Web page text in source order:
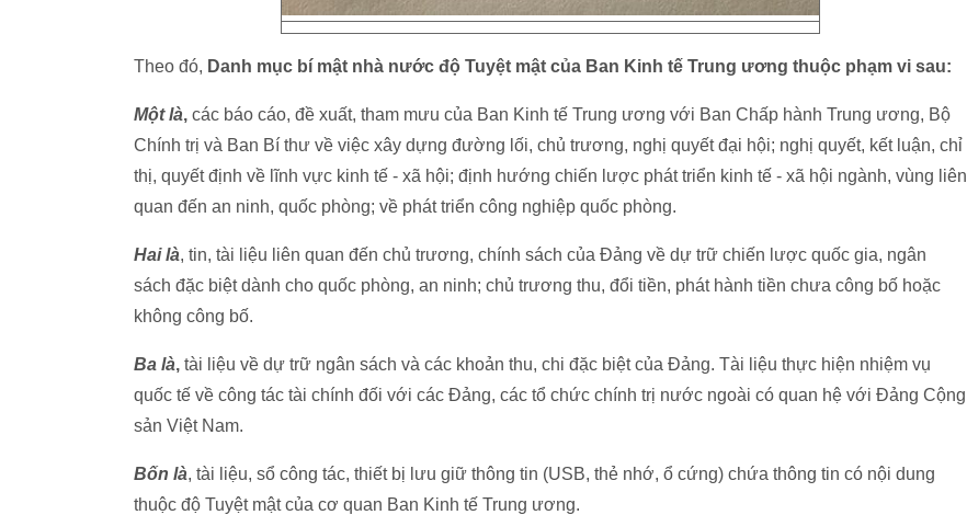
Theo đó, Danh mục bí mật nhà nước độ Tuyệt mật của Ban Kinh tế Trung ương thuộc phạm vi sau:
Một là, các báo cáo, đề xuất, tham mưu của Ban Kinh tế Trung ương với Ban Chấp hành Trung ương, Bộ
Chính trị và Ban Bí thư về việc xây dựng đường lối, chủ trương, nghị quyết đại hội; nghị quyết, kết luận, chỉ
thị, quyết định về lĩnh vực kinh tế - xã hội; định hướng chiến lược phát triển kinh tế - xã hội ngành, vùng liên
quan đến an ninh, quốc phòng; về phát triển công nghiệp quốc phòng.
Hai là, tin, tài liệu liên quan đến chủ trương, chính sách của Đảng về dự trữ chiến lược quốc gia, ngân
sách đặc biệt dành cho quốc phòng, an ninh; chủ trương thu, đổi tiền, phát hành tiền chưa công bố hoặc
không công bố.
Ba là, tài liệu về dự trữ ngân sách và các khoản thu, chi đặc biệt của Đảng. Tài liệu thực hiện nhiệm vụ
quốc tế về công tác tài chính đối với các Đảng, các tổ chức chính trị nước ngoài có quan hệ với Đảng Cộng
sản Việt Nam.
Bốn là, tài liệu, sổ công tác, thiết bị lưu giữ thông tin (USB, thẻ nhớ, ổ cứng) chứa thông tin có nội dung
thuộc độ Tuyệt mật của cơ quan Ban Kinh tế Trung ương.